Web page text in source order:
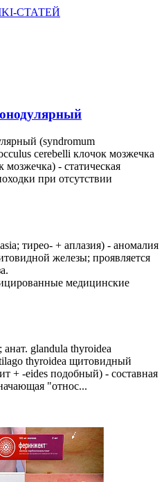
СТАТЕЙ
(syndromum
cerebelli клочок мозжечка
мозжечка) - статическая
при отсутствии
тирео- + аплазия) - аномалия
железы; проявляется
медицинские
glandula thyroidea
thyroidea щитовидный
+ -eides подобный) - составная
"относ...